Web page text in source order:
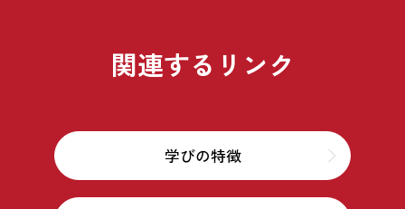
関連するリンク
学びの特徴